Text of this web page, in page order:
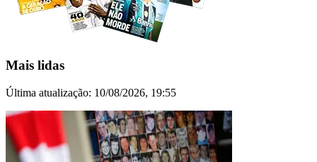
Mais lidas
Última atualização: 10/08/2026, 19:55